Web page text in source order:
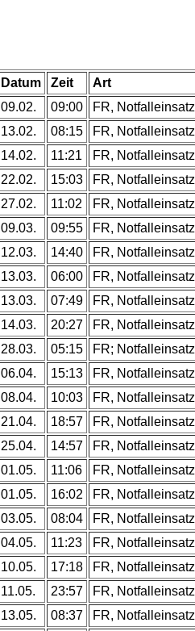
Datum Zeit Art
09.02. 09:00 FR, Notfalleinsatz
13.02. 08:15
FR, Notfalleinsatz
14.02. 11:21
FR, Notfalleinsatz
22.02. 15:03 FR, Notfalleinsatz
27.02. 11:02
FR, Notfalleinsatz
09.03. 09:55 FR, Notfalleinsatz
12.03. 14:40
FR, Notfalleinsatz
13.03. 06:00 FR, Notfalleinsatz
13.03. 07:49
FR, Notfalleinsatz
14.03. 20:27 FR, Notfalleinsatz
28.03. 05:15 FR; Notfalleinsatz
06.04. 15:13 FR, Notfalleinsatz
08.04. 10:03
FR, Notfalleinsatz
21.04. 18:57 FR, Notfalleinsatz
25.04. 14:57
FR, Notfalleinsatz
01.05. 11:06 FR, Notfalleinsatz
01.05. 16:02 FR, Notfalleinsatz
03.05. 08:04 FR, Notfalleinsatz
04.05. 11:23 FR, Notfalleinsatz
10.05. 17:18 FR, Notfalleinsatz
11.05. 23:57 FR, Notfalleinsatz
13.05. 08:37 FR, Notfalleinsatz